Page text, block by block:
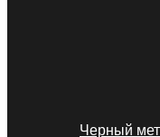
Черный